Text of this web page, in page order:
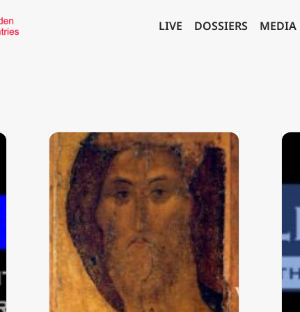
LIVE DOSSIERS MEDIA